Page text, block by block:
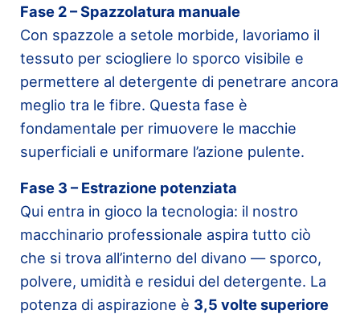
Fase 2 – Spazzolatura manuale
Con spazzole a setole morbide, lavoriamo il
tessuto per sciogliere lo sporco visibile e
permettere al detergente di penetrare ancora
meglio tra le fibre. Questa fase è
fondamentale per rimuovere le macchie
superficiali e uniformare l’azione pulente.
Fase 3 – Estrazione potenziata
Qui entra in gioco la tecnologia: il nostro
macchinario professionale aspira tutto ciò
che si trova all’interno del divano — sporco,
polvere, umidità e residui del detergente. La
potenza di aspirazione è 3,5 volte superiore